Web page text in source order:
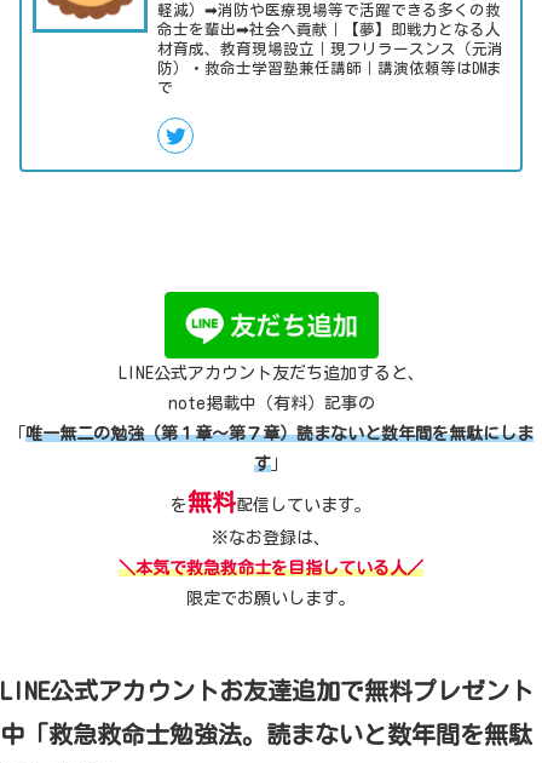
軽減）➡消防や医療現場等で活躍できる多くの救
命士を輩出➡社会へ貢献｜【夢】即戦力となる人
材育成、教育現場設立｜現フリラースンス（元消
防）・救命士学習塾兼任講師｜講演依頼等はDMま
で
LINE公式アカウント友だち追加すると、
note掲載中（有料）記事の
唯一無二の勉強（第１章～第７章）読まないと数年間を無駄にしま
す
を無料配信しています。
※なお登録は、
＼本気で救急救命士を目指している人／
限定でお願いします。
LINE公式アカウントお友達追加で無料プレゼント
中「救急救命士勉強法。読まないと数年間を無駄